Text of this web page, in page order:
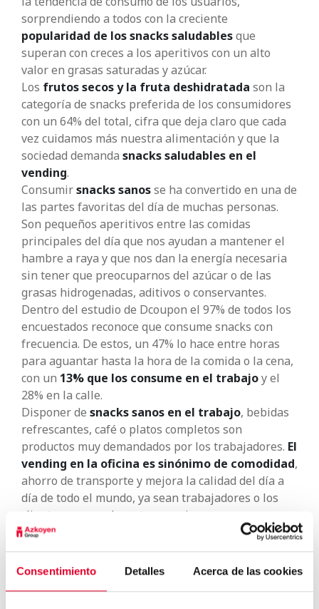
Consentimiento Detalles Acerca de las cookies
sorprendiendo a todos con la creciente
popularidad de los snacks saludablesque
superan con creces a los aperitivos con un alto
valor en grasas saturadas y azúcar.
Los frutos secos y la fruta deshidratada son la
categoría de snacks preferida de los consumidores
con un 64% del total, cifra que deja claro que cada
vez cuidamos más nuestra alimentación y que la
sociedad demanda snacks saludables en el
vending.
Consumirsnacks sanosse ha convertido en una de
las partes favoritas del día de muchas personas.
Son pequeños aperitivos entre las comidas
principales del día que nos ayudan a mantener el
hambre a raya y que nos dan la energía necesaria
sin tener que preocuparnos del azúcar o de las
grasas hidrogenadas, aditivos o conservantes.
Dentro del estudio de Dcoupon el 97% de todos los
encuestados reconoce que consume snacks con
frecuencia. De estos, un 47% lo hace entre horas
para aguantar hasta la hora de la comida o la cena,
con un 13% que los consume en el trabajoy el
28% en la calle.
Disponer de snacks sanos en el trabajo, bebidas
refrescantes, café o platos completos son
productos muy demandados por los trabajadores. El
vending en la oficina es sinónimo de comodidad,
ahorro de transporte y mejora la calidad del día a
día de todo el mundo, ya sean trabajadores o los
clientes que acuden a tu negocio.
El 45% de los encuestados señalan que si la
máquina de vending no tienesnacks saludablesy
aperitivos de sus marcas favoritas buscarán otra